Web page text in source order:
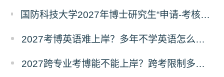
国防科技大学2027年博士研究生“申请-考核”制招生专业基础笔试考试大纲
2027考博英语难上岸？多年不学英语怎么备考？
2027跨专业考博能不能上岸？跨考限制多不多？